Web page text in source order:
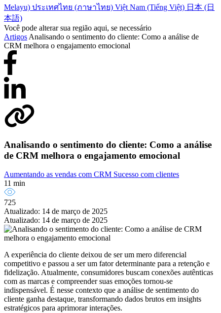
Melayu) ประเทศไทย (ภาษาไทย) Việt Nam (Tiếng Việt) 日本 (日
本語)
Você pode alterar sua região aqui, se necessário
Artigos Analisando o sentimento do cliente: Como a análise de
CRM melhora o engajamento emocional
Analisando o sentimento do cliente: Como a análise
de CRM melhora o engajamento emocional
Aumentando as vendas com CRM Sucesso com clientes
11 min
725
Atualizado: 14 de março de 2025
Atualizado: 14 de março de 2025
A experiência do cliente deixou de ser um mero diferencial
competitivo e passou a ser um fator determinante para a retenção e
fidelização. Atualmente, consumidores buscam conexões autênticas
com as marcas e compreender suas emoções tornou-se
indispensável. É nesse contexto que a análise de sentimento do
cliente ganha destaque, transformando dados brutos em insights
estratégicos para aprimorar interações.